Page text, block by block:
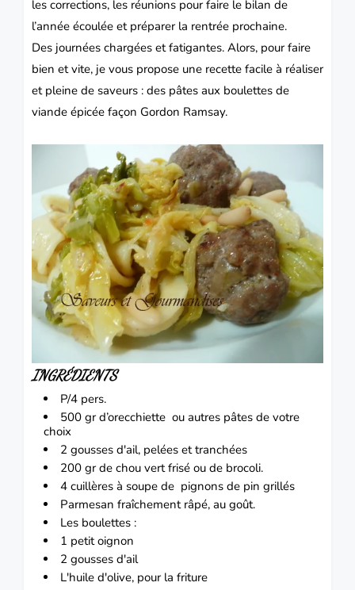
les corrections, les réunions pour faire le bilan de
l’année écoulée et préparer la rentrée prochaine.
Des journées chargées et fatigantes. Alors, pour faire
bien et vite, je vous propose une recette facile à réaliser
et pleine de saveurs : des pâtes aux boulettes de
viande épicée façon Gordon Ramsay.
INGRÉDIENTS
P/4 pers.
500 gr d’orecchiette ou autres pâtes de votre
choix
2 gousses d'ail, pelées et tranchées
200 gr de chou vert frisé ou de brocoli.
4 cuillères à soupe de pignons de pin grillés
Parmesan fraîchement râpé, au goût.
Les boulettes :
1 petit oignon
2 gousses d'ail
L'huile d'olive, pour la friture